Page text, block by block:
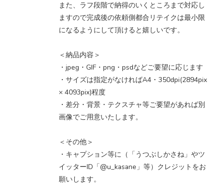
また、ラフ段階で納得のいくところまで対応し
ますので完成後の依頼側都合リテイクは最小限
になるようにして頂けると嬉しいです。
＜納品内容＞
・jpeg・GIF・png・psdなどご要望に応じます
・サイズは指定がなければA4・350dpi(2894pix
× 4093pix)程度
・差分・背景・テクスチャ等ご要望があれば別
画像でご用意いたします。
＜その他＞
・キャプション等に（「うつぶしかさね」やツ
イッターID「@u_kasane」等）クレジットをお
願いします。